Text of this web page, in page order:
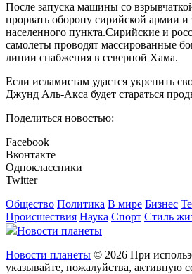
После запуска машины со
прорвать оборону сирийской армии и
населенного пункта.Сирийские и
самолеты проводят массированные
линии снабжения в северной Хама.
Если исламистам удастся укрепить
Джунд Аль-Акса будет стараться
Поделиться новостью:
Facebook
Вконтакте
Одноклассники
Twitter
Общество Политика В мире Бизнес
Происшествия Наука Спорт Стиль
Новости планеты
Новости планеты © 2026 При
указывайте, пожалуйства, активную